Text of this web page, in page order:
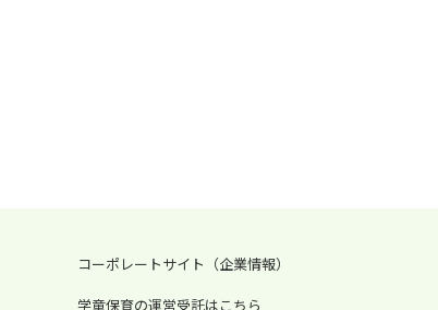
コーポレートサイト（企業情報）
学童保育の運営受託はこちら